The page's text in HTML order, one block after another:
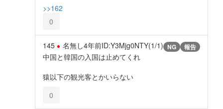
>>162
0
145 名無し4年前ID:Y3Mjg0NTY(1/1) NG 報告
中国と韓国の入国は止めてくれ
猿以下の観光客とかいらない
0